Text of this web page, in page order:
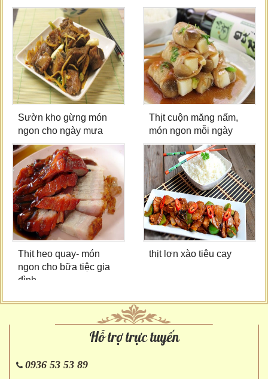
Sườn kho gừng món
ngon cho ngày mưa
Thịt cuộn măng nấm,
món ngon mỗi ngày
Thịt heo quay- món
ngon cho bữa tiệc gia
đình
thịt lợn xào tiêu cay
Hỗ trợ trực tuyến
0936 53 53 89